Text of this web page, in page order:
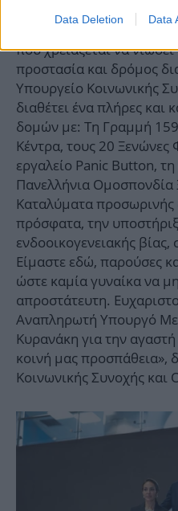
Data Deletion Data
Το μήνυμα “Μίλησέ μας”
κάθε διαδρομή, σε κάθε
που χρειάζεται να
προστασία και δρόμος
Υπουργείο Κοινωνικής
διαθέτει ένα πλήρες
δομών με: Τη Γραμμή
Κέντρα, τους 20 Ξενώνες
εργαλείο Panic Button,
Πανελλήνια Ομοσπονδία
Καταλύματα
πρόσφατα, την
ενδοοικογενειακής
Είμαστε εδώ, παρούσες
ώστε καμία γυναίκα να
απροστάτευτη.
Αναπληρωτή Υπουργό
Κυρανάκη για την
κοινή μας
Κοινωνικής Συνοχής και